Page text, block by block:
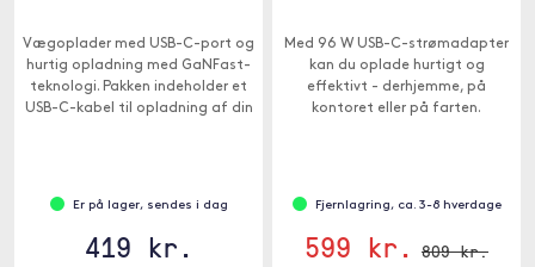
Vægoplader med USB-C-port og
hurtig opladning med GaNFast-
teknologi. Pakken indeholder et
USB-C-kabel til opladning af din
Er på lager, sendes i dag
419 kr.
Med 96 W USB-C-strømadapter
kan du oplade hurtigt og
effektivt - derhjemme, på
kontoret eller på farten.
Fjernlagring, ca. 3-8 hverdage
599 kr. 809 kr.